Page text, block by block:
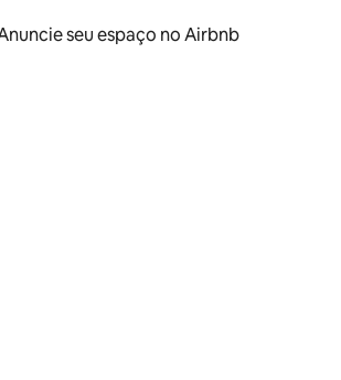
seu espaço no Airbnb